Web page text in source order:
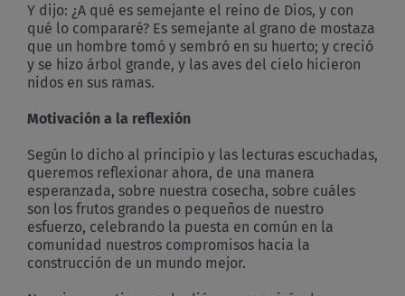
Y dijo: ¿A qué es semejante el reino de Dios, y con
qué lo compararé? Es semejante al grano de mostaza
que un hombre tomó y sembró en su huerto; y creció
y se hizo árbol grande, y las aves del cielo hicieron
nidos en sus ramas.
Motivación a la reflexión
Según lo dicho al principio y las lecturas escuchadas,
queremos reflexionar ahora, de una manera
esperanzada, sobre nuestra cosecha, sobre cuáles
son los frutos grandes o pequeños de nuestro
esfuerzo, celebrando la puesta en común en la
comunidad nuestros compromisos hacia la
construcción de un mundo mejor.